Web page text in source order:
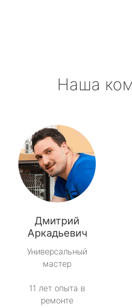
Наша
Дмитрий
Аркадьевич
Универсальный
мастер
11 лет опыта в
ремонте